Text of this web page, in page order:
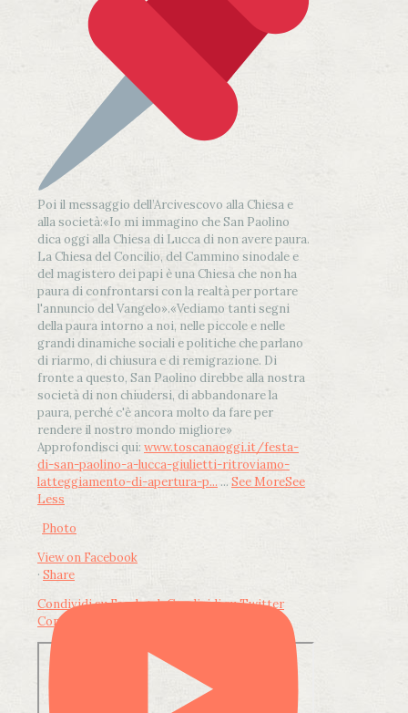
Poi il messaggio dell’Arcivescovo alla Chiesa e
alla società:«Io mi immagino che San Paolino
dica oggi alla Chiesa di Lucca di non avere paura.
La Chiesa del Concilio, del Cammino sinodale e
del magistero dei papi è una Chiesa che non ha
paura di confrontarsi con la realtà per portare
l'annuncio del Vangelo».«Vediamo tanti segni
della paura intorno a noi, nelle piccole e nelle
grandi dinamiche sociali e politiche che parlano
di riarmo, di chiusura e di remigrazione. Di
fronte a questo, San Paolino direbbe alla nostra
società di non chiudersi, di abbandonare la
paura, perché c'è ancora molto da fare per
rendere il nostro mondo migliore»
Approfondisci qui: www.toscanaoggi.it/festa-
di-san-paolino-a-lucca-giulietti-ritroviamo-
latteggiamento-di-apertura-p... ... See MoreSee
Less
Photo
View on Facebook
· Share
Condividi su FacebookCondividi su Twitter
Condividi su LinkedIn